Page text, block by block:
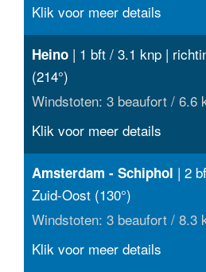
Klik voor meer details
Heino | 1 bft / 3.1 knp |
(214°)
Windstoten: 3 beaufort / 6.6
Klik voor meer details
Amsterdam - Schiphol | 2
Zuid-Oost (130°)
Windstoten: 3 beaufort / 8.3
Klik voor meer details